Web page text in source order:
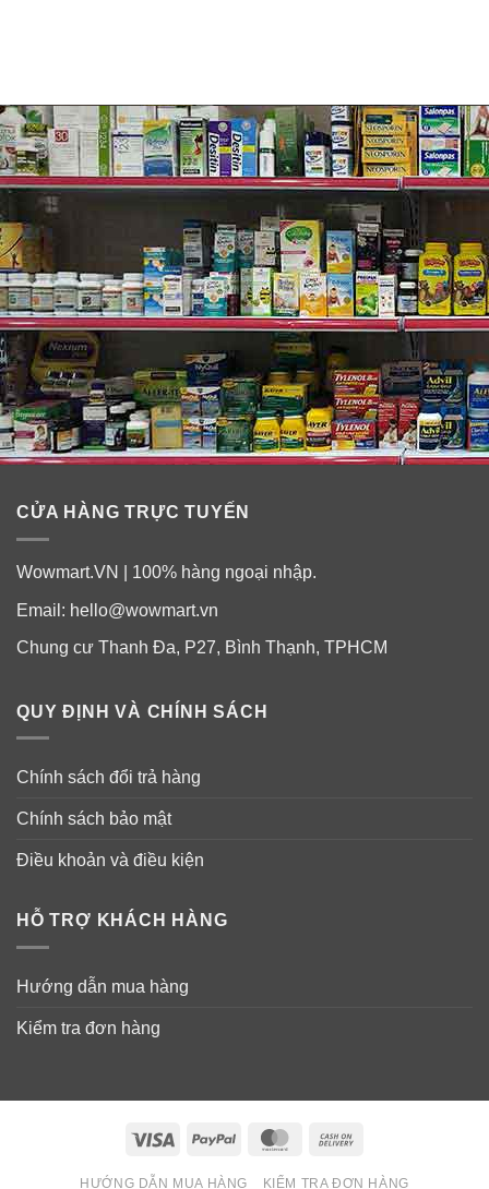
CỬA HÀNG TRỰC TUYẾN
Wowmart.VN | 100% hàng ngoại nhập.
Email: hello@wowmart.vn
Chung cư Thanh Đa, P27, Bình Thạnh, TPHCM
QUY ĐỊNH VÀ CHÍNH SÁCH
Chính sách đổi trả hàng
Chính sách bảo mật
Điều khoản và điều kiện
HỖ TRỢ KHÁCH HÀNG
Hướng dẫn mua hàng
Kiểm tra đơn hàng
Visa PayPal MasterCard
HƯỚNG DẪN MUA HÀNG KIỂM TRA ĐƠN HÀNG